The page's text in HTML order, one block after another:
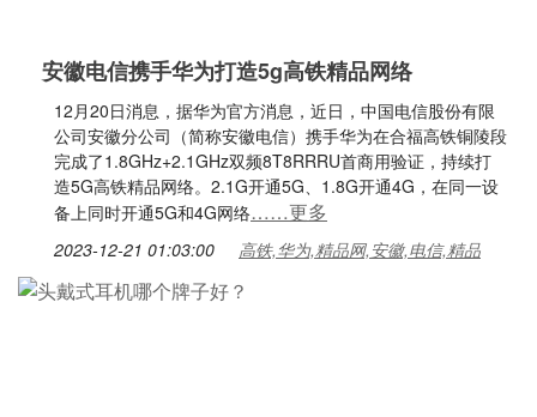
安徽电信携手华为打造5g高铁精品网络
12月20日消息，据华为官方消息，近日，中国电信股份有限
公司安徽分公司（简称安徽电信）携手华为在合福高铁铜陵段
完成了1.8GHz+2.1GHz双频8T8RRRU首商用验证，持续打
造5G高铁精品网络。2.1G开通5G、1.8G开通4G，在同一设
备上同时开通5G和4G网络……更多
2023-12-21 01:03:00 高铁,华为,精品网,安徽,电信,精品